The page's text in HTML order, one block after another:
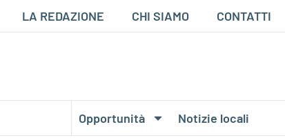
LA REDAZIONE CHI SIAMO CONTATTI
Opportunità Notizie locali